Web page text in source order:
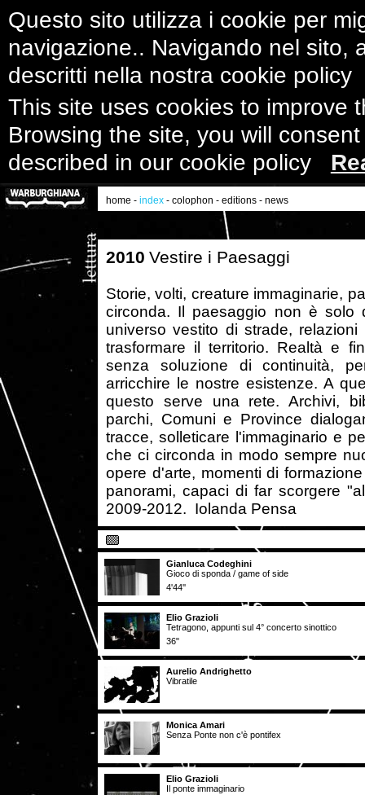
Questo sito utilizza i cookie per
navigazione.. Navigando nel sito,
descritti nella nostra cookie
This site uses cookies to improve
Browsing the site, you will
described in our cookie policy
home - index - colophon - editions - news
2010 Vestire i Paesaggi
Storie, volti, creature immaginarie,
circonda. Il paesaggio non è solo
universo vestito di strade,
trasformare il territorio. Realtà e
senza soluzione di continuità,
arricchire le nostre esistenze. A
questo serve una rete. Archivi,
parchi, Comuni e Province
tracce, solleticare l'immaginario e
che ci circonda in modo sempre
opere d'arte, momenti di
panorami, capaci di far scorgere
2009-2012. Iolanda Pensa
Gianluca Codeghini
Gioco di sponda / game of side
4'44''
Elio Grazioli
Tetragono, appunti sul 4° concerto sinottico
36"
Aurelio Andrighetto
Vibratile
Monica Amari
Senza Ponte non c'è pontifex
Elio Grazioli
Il ponte immaginario